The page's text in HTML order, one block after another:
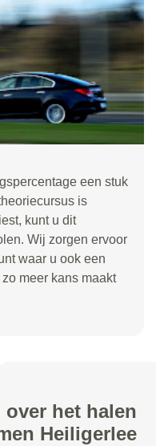
een stuk
is
kunt u dit
Wij zorgen ervoor
waar u ook een
meer kans maakt
over het halen
Heiligerlee